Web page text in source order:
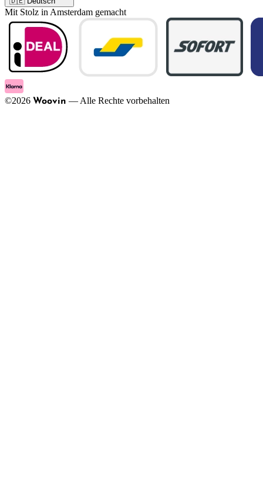
Mit Stolz in Amsterdam gemacht
©2026 Woovin — Alle Rechte vorbehalten